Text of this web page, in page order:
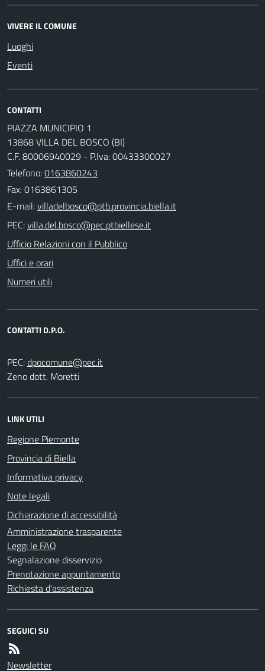
VIVERE IL COMUNE
Luoghi
Eventi
CONTATTI
PIAZZA MUNICIPIO 1
13868 VILLA DEL BOSCO (BI)
C.F. 80006940029 - P.Iva: 00433300027
Telefono:0163860243
Fax: 0163861305
E-mail:
PEC:
Ufficio Relazioni con il Pubblico
Uffici e orari
Numeri utili
CONTATTI D.P.O.
PEC:
Zeno dott. Moretti
LINK UTILI
Regione Piemonte
Provincia di Biella
Informativa privacy
Note legali
Dichiarazione di accessibilità
Amministrazione trasparente
Leggi le FAQ
Segnalazione disservizio
Prenotazione appuntamento
Richiesta d'assistenza
SEGUICI SU
Newsletter